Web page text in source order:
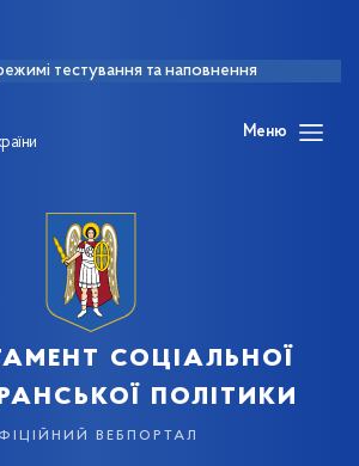
тестування та наповнення
Меню
соціальної
політики
вебпортал